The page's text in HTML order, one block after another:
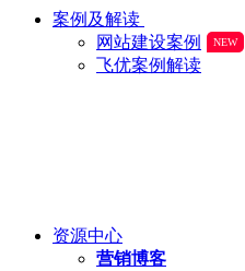
案例及解读
网站建设案例
NEW
飞优案例解读
资源中心
营销博客